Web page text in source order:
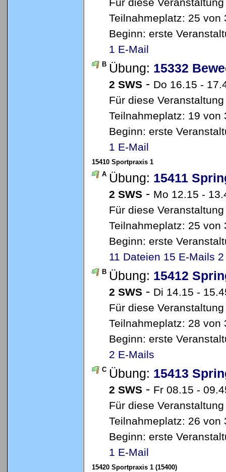
Für diese
Teilnahmeplatz: 25 von
Beginn: erste
1 E-Mail
B Übung: 15332
2 SWS - Do 16.15 -
Für diese
Teilnahmeplatz: 19 von
Beginn: erste
1 E-Mail
15410 Sportpraxis 1
A Übung: 15411
2 SWS - Mo 12.15 -
Für diese
Teilnahmeplatz: 25 von
Beginn: erste
11 Dateien 15 E-Mails
B Übung: 15412
2 SWS - Di 14.15 -
Für diese
Teilnahmeplatz: 28 von
Beginn: erste
2 E-Mails
C Übung: 15413
2 SWS - Fr 08.15 -
Für diese
Teilnahmeplatz: 26 von
Beginn: erste
1 E-Mail
15420 Sportpraxis 1 (15400)